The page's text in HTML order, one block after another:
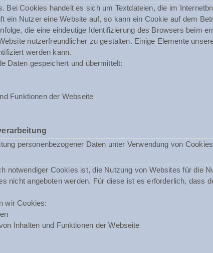
Bei Cookies handelt es sich um Textdateien, die im
ein Nutzer eine Website auf, so kann ein Cookie auf dem
die eine eindeutige Identifizierung des Browsers beim
nutzerfreundlicher zu gestalten. Einige Elemente
werden kann.
Daten gespeichert und übermittelt:
Funktionen der Webseite
personenbezogener Daten unter Verwendung von
notwendiger Cookies ist, die Nutzung von Websites für die
nicht angeboten werden. Für diese ist es erforderlich, dass
wir Cookies:
Inhalten und Funktionen der Webseite